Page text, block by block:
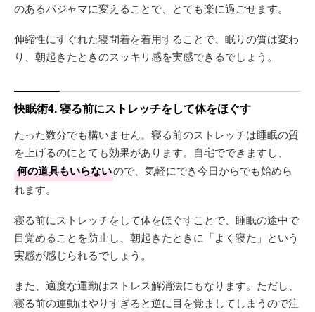
のあるパジャマに変えることで、とても楽に過ごせます。
伸縮性にすぐれた寝間着を着用することで、眠りの質は変わ
り、朝起きたときのスッキリ感を実感できるでしょう。
快眠術4. 寝る前にストレッチをして体をほぐす
たった数分でも構いません。寝る前のストレッチは睡眠の質
を上げるのにとても効果があります。自宅でできますし、
何の道具もいらないので、気軽にでき今日からでも始めら
れます。
寝る前にストレッチをして体をほぐすことで、睡眠の途中で
目覚めることを防止し、朝起きたときに「よく寝た」という
実感が感じられるでしょう。
また、適度な運動はストレス解消法にもなります。ただし、
寝る前の運動はやりすぎると逆に目を覚ましてしまうので注